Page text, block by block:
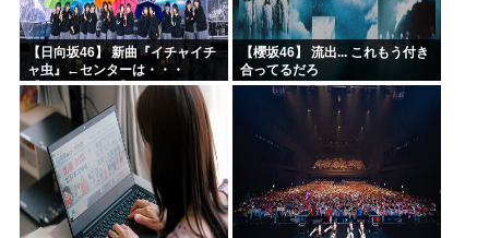
【日向坂46】 新曲『イチャイチ
ャ虫』←センターは・・・
【18thシングル】
【櫻坂46】 流出... これもう付き
合ってるだろ